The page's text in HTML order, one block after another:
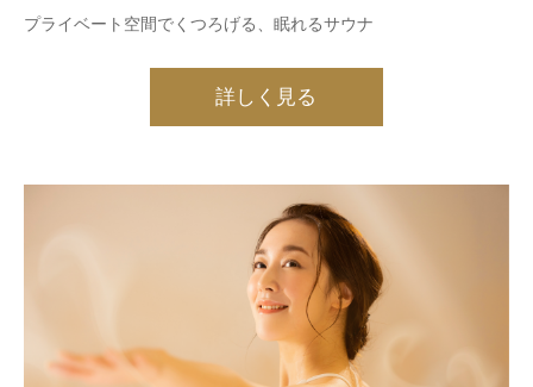
プライベート空間でくつろげる、眠れるサウナ
詳しく見る